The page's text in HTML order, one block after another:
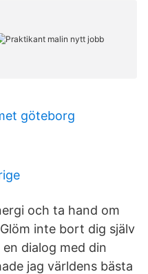
göteborg
och ta hand om
inte bort dig själv
dialog med din
jag världens bästa